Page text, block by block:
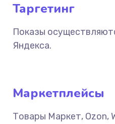
Таргетинг
Показы
Яндекса.
Маркетплейсы
Товары Маркет, Ozon,